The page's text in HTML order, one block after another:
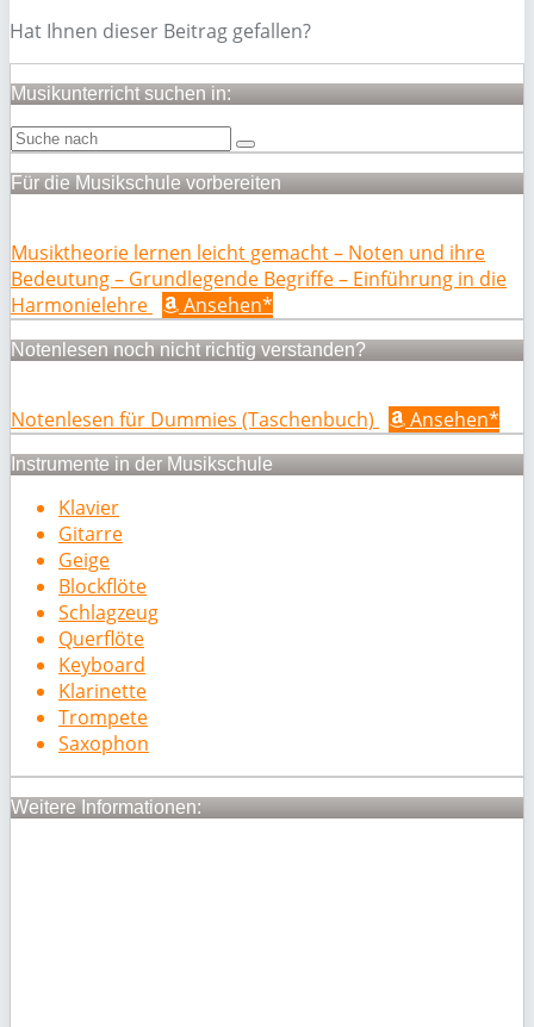
Hat Ihnen dieser Beitrag gefallen?
Musikunterricht suchen in:
Für die Musikschule vorbereiten
Musiktheorie lernen leicht gemacht – Noten und ihre
Bedeutung – Grundlegende Begriffe – Einführung in die
Harmonielehre
Ansehen*
Notenlesen noch nicht richtig verstanden?
Notenlesen für Dummies (Taschenbuch) Ansehen*
Instrumente in der Musikschule
Klavier
Gitarre
Geige
Blockflöte
Schlagzeug
Querflöte
Keyboard
Klarinette
Trompete
Saxophon
Weitere Informationen: